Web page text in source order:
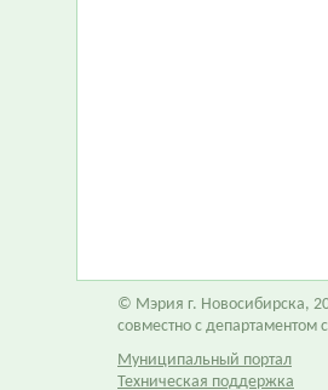
© Мэрия г. Новосибирска,
совместно с
Муниципальный портал
Техническая поддержка